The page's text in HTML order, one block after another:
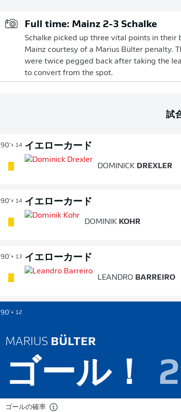
Full time: Mainz 2-3 Schalke
Schalke picked up three vital points in
Mainz courtesy of a Marius Bülter penalty.
were twice pegged back after taking the
to convert from the spot.
試
90'+ 14 イエローカード
DOMINICK DREXLER
90'+ 14 イエローカード
DOMINIK KOHR
90'+ 13 イエローカード
LEANDRO BARREIRO
90'+ 12
MARIUS BÜLTER
ゴール！ 2
ゴールの確率